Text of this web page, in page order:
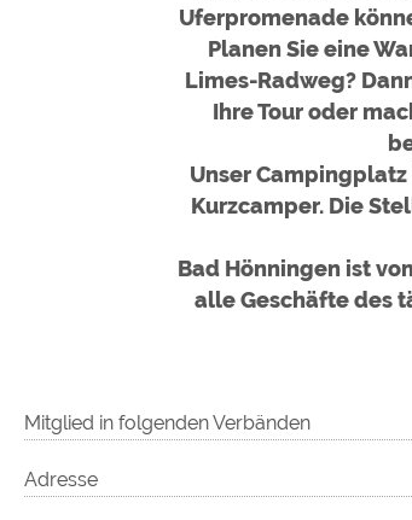
Uferpromenade
Planen Sie eine
Limes-Radweg?
Ihre Tour oder
Unser
Kurzcamper. Die
Bad Hönningen ist
alle Geschäfte des
Mitglied in folgenden Verbänden
Adresse